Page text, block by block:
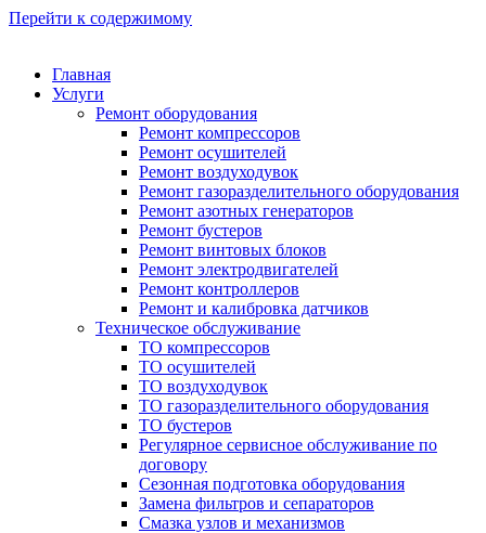
Перейти к содержимому
Главная
Услуги
Ремонт оборудования
Ремонт компрессоров
Ремонт осушителей
Ремонт воздуходувок
Ремонт газоразделительного оборудования
Ремонт азотных генераторов
Ремонт бустеров
Ремонт винтовых блоков
Ремонт электродвигателей
Ремонт контроллеров
Ремонт и калибровка датчиков
Техническое обслуживание
ТО компрессоров
ТО осушителей
ТО воздуходувок
ТО газоразделительного оборудования
ТО бустеров
Регулярное сервисное обслуживание по
договору
Сезонная подготовка оборудования
Замена фильтров и сепараторов
Смазка узлов и механизмов